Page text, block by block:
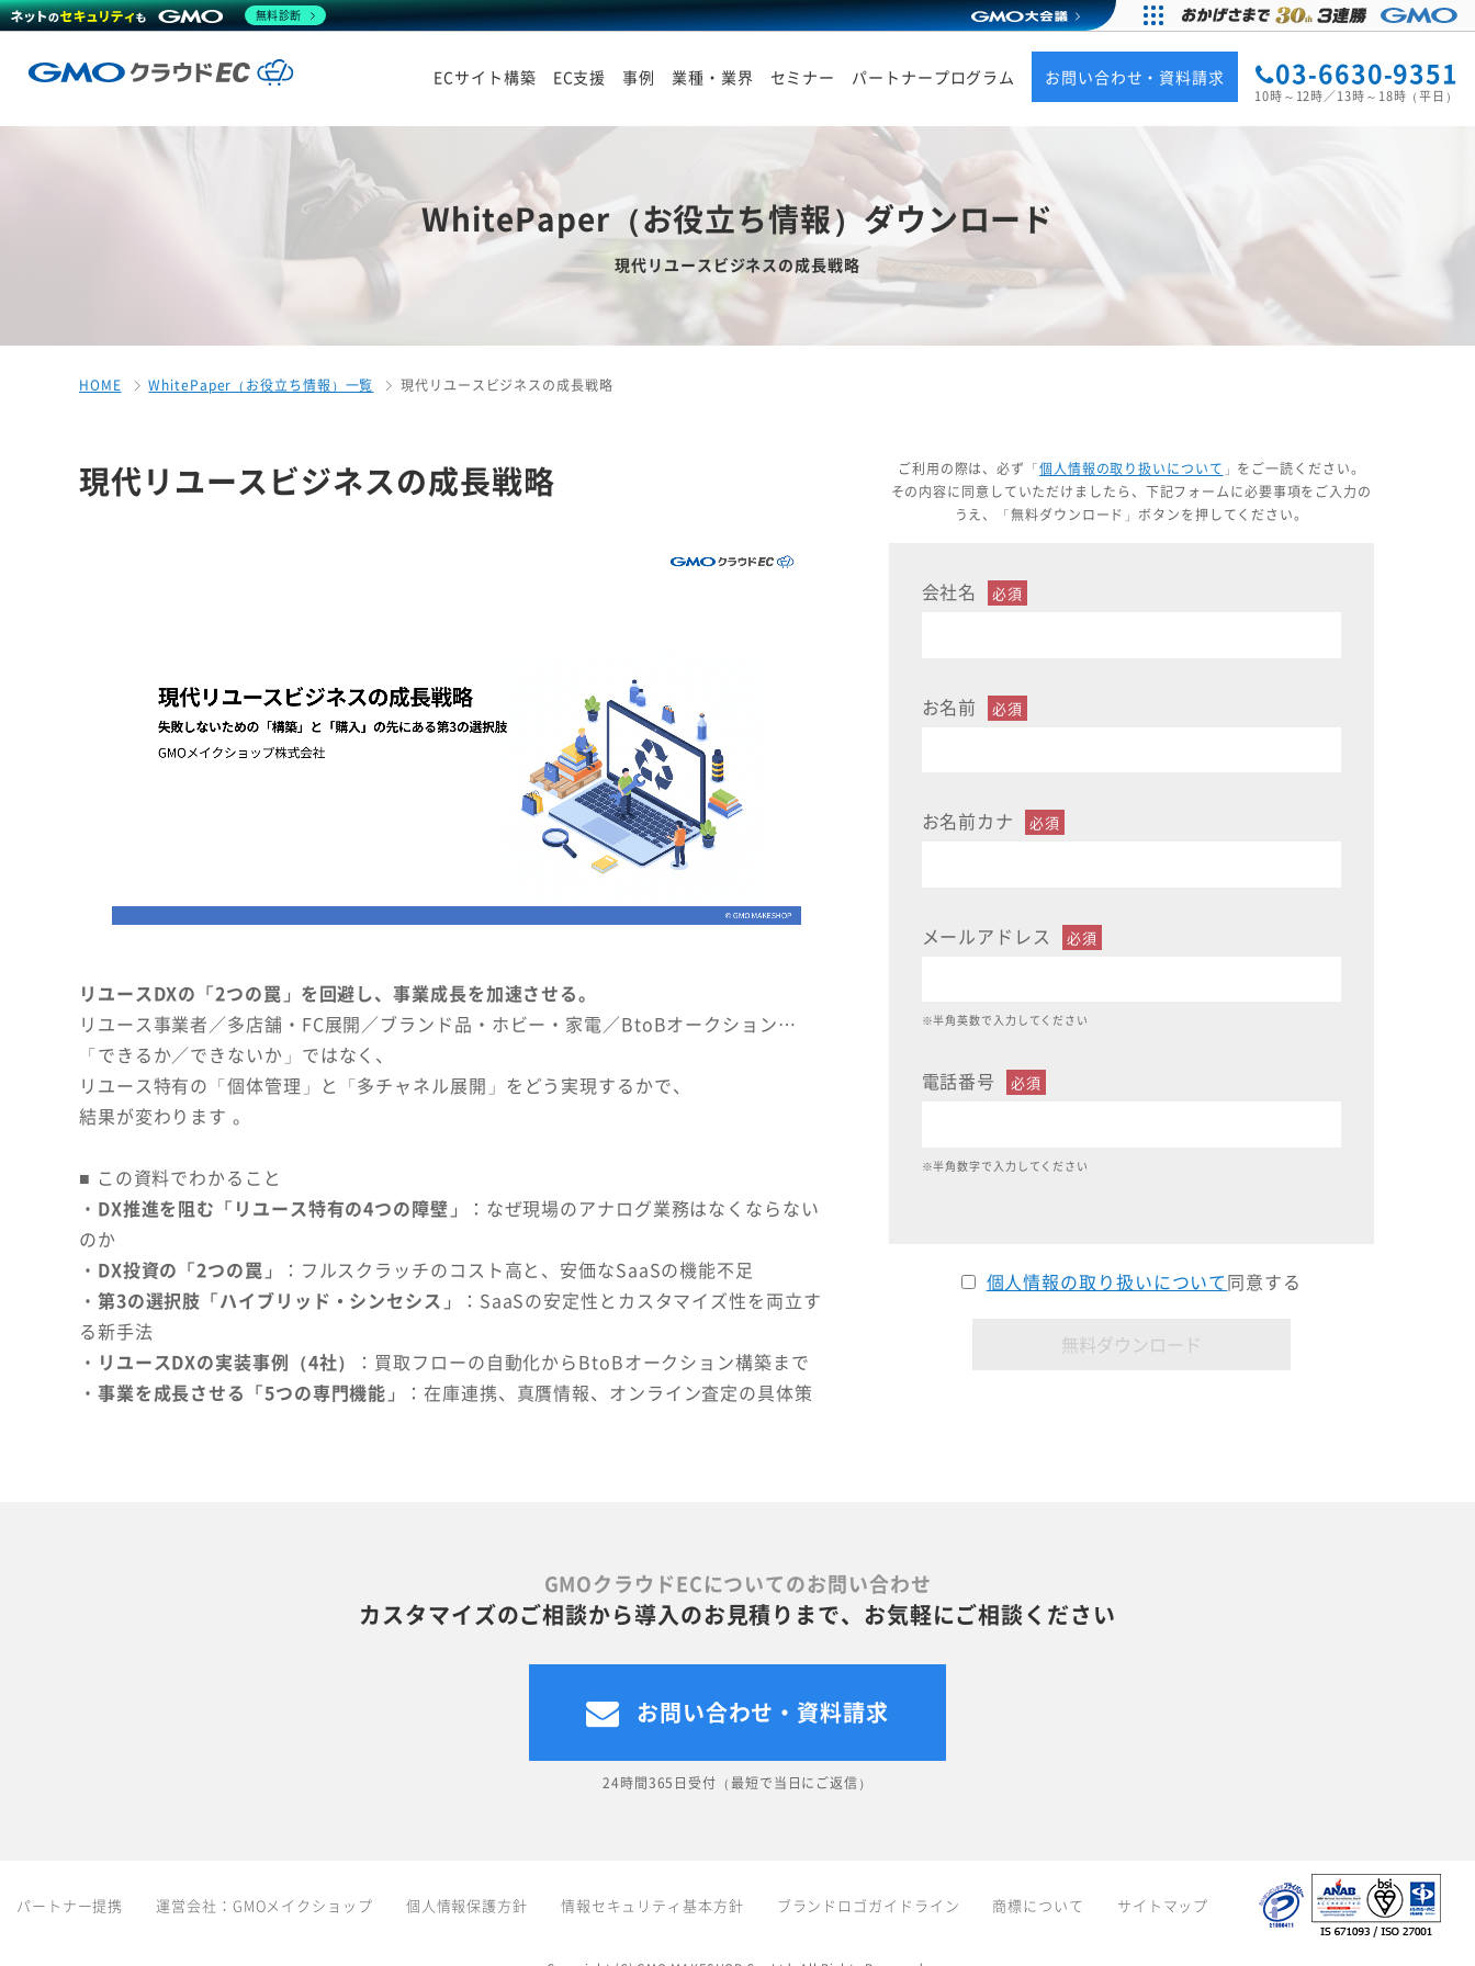
ECサイト構築 EC支援 事例 業種・業界 セミナー パートナープログラム お問い合わせ・資料請求 03-6630-9351
10時～12時／13時～18時（平日）
WhitePaper（お役立ち情報）ダウンロード
現代リユースビジネスの成長戦略
HOME WhitePaper（お役立ち情報）一覧 現代リユースビジネスの成長戦略
現代リユースビジネスの成長戦略
リユースDXの「2つの罠」を回避し、事業成長を加速させる。
リユース事業者／多店舗・FC展開／ブランド品・ホビー・家電／BtoBオークション…
「できるか／できないか」ではなく、
リユース特有の「個体管理」と「多チャネル展開」をどう実現するかで、
結果が変わります 。
■ この資料でわかること
・ DX推進を阻む「リユース特有の4つの障壁」
：なぜ現場のアナログ業務はなくならない
のか
・ DX投資の「2つの罠」
：フルスクラッチのコスト高と、安価なSaaSの機能不足
・ 第3の選択肢「ハイブリッド・シンセシス」
：SaaSの安定性とカスタマイズ性を両立す
る新手法
・ リユースDXの実装事例（4社）
：買取フローの自動化からBtoBオークション構築まで
・ 事業を成長させる「5つの専門機能」 ：在庫連携、真贋情報、オンライン査定の具体策
ご利用の際は、必ず「個人情報の取り扱いについて 」をご一読ください。
その内容に同意していただけましたら、下記フォームに必要事項をご入力の
うえ、「無料ダウンロード」ボタンを押してください。
会社名
お名前
お名前カナ
メールアドレス
※半角英数で入力してください
電話番号
※半角数字で入力してください
個人情報の取り扱いについて同意する
GMOクラウドECについてのお問い合わせ
カスタマイズのご相談から導入のお見積りまで、お気軽にご相談ください
お問い合わせ・資料請求
24時間365日受付（最短で当日にご返信）
パートナー提携 運営会社： GMOメイクショップ 個人情報保護方針 情報セキュリティ基本方針 ブランドロゴガイドライン 商標について サイトマップ
無料診断